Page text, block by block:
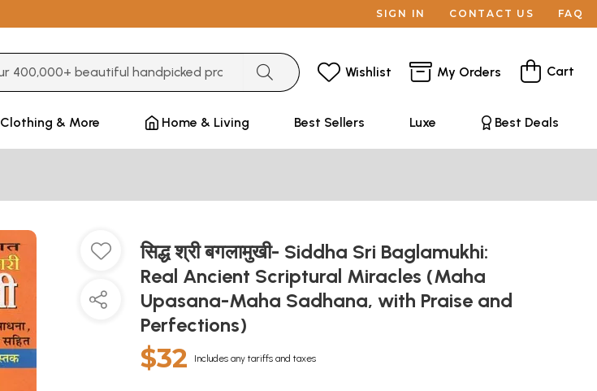
SIGN IN CONTACT US FAQ
Wishlist My Orders Cart
Clothing & More Home & Living Best Sellers Luxe Best Deals
सिद्ध श्री बगलामुखी- Siddha Sri Baglamukhi:
Real Ancient Scriptural Miracles (Maha
Upasana-Maha Sadhana, with Praise and
Perfections)
$32 Includes any tariffs and taxes